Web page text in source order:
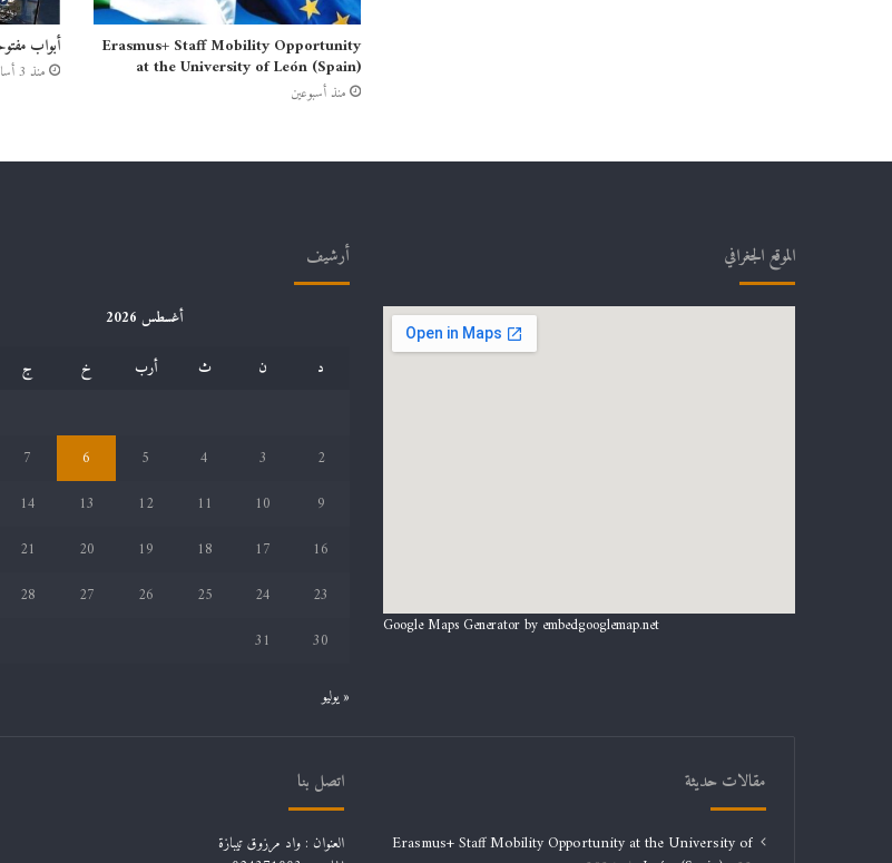
Erasmus+ Staff Mobility Opportunity
at the University of León (Spain)
منذ أسبوعين
أبواب
منذ 3 أسابيع
الموقع الجغرافي
Google Maps Generator by embedgooglemap.net
أرشيف
أغسطس 2026
د
ن ث أرب خ ج
2
3
4
5
6
7
9
10
11
12
13
14
16
17
18
19
20
21
23
24
25
26
27
28
30
31
« يوليو
مقالات حديثة
Erasmus+ Staff Mobility Opportunity at the University of
اتصل بنا
العنوان : واد مرزوق تيبازة